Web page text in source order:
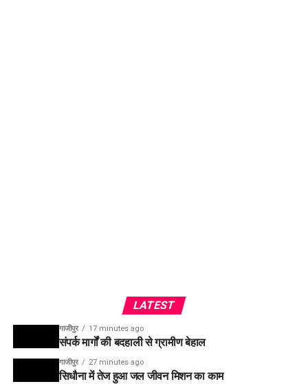
LATEST
गाजीपुर 17 minutes ago
संपर्क मार्गों की बदहाली से ग्रामीण बेहाल
गाजीपुर 27 minutes ago
सिधौना में तेज हुआ जल जीवन मिशन का काम